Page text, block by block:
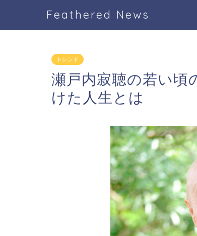
Feathered News
トレンド
瀬戸内寂聴の若い頃
けた人生とは